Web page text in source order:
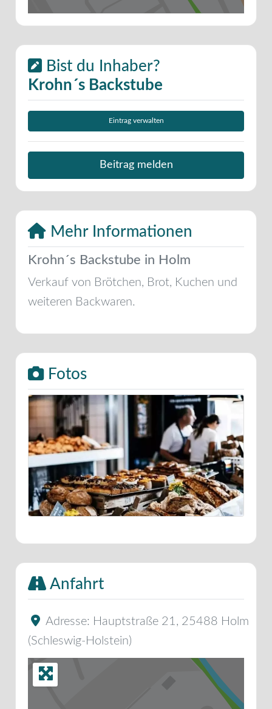
Bist du Inhaber?
Krohn´s Backstube
Eintrag verwalten
Beitrag melden
Mehr Informationen
Krohn´s Backstube in Holm
Verkauf von Brötchen, Brot, Kuchen und
weiteren Backwaren.
Fotos
Anfahrt
Adresse: Hauptstraße 21 , 25488 Holm
(Schleswig-Holstein)